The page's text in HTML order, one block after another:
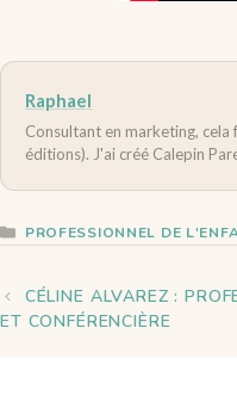
Raphael
Consultant en marketing,
éditions). J'ai créé Calepin
PROFESSIONNEL DE
CÉLINE ALVAREZ :
ET CONFÉRENCIÈRE